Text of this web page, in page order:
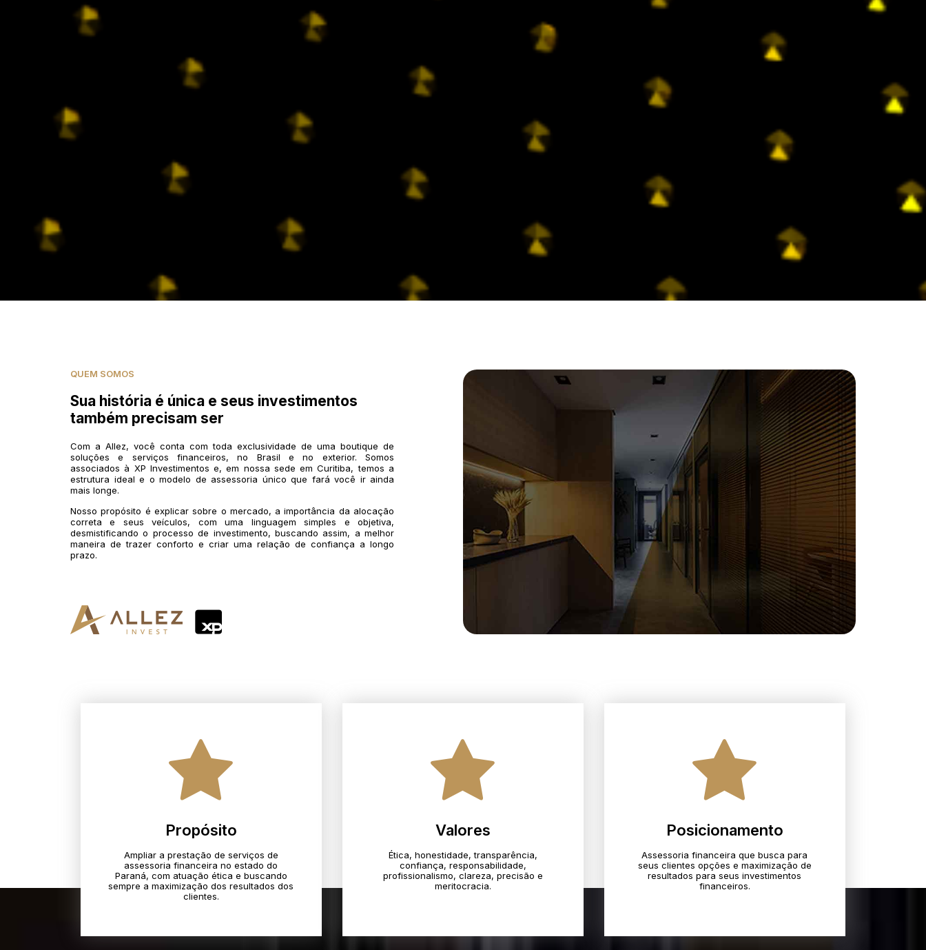
QUEM SOMOS
Sua história é única e seus investimentos
também precisam ser
Com a Allez, você conta com toda exclusividade de uma boutique de
soluções e serviços financeiros, no Brasil e no exterior. Somos
associados à XP Investimentos e, em nossa sede em Curitiba, temos a
estrutura ideal e o modelo de assessoria único que fará você ir ainda
mais longe.
Nosso propósito é explicar sobre o mercado, a importância da alocação
correta e seus veículos, com uma linguagem simples e objetiva,
desmistificando o processo de investimento, buscando assim, a melhor
maneira de trazer conforto e criar uma relação de confiança a longo
prazo.
Propósito
Ampliar a prestação de serviços de
assessoria financeira no estado do
Paraná, com atuação ética e buscando
sempre a maximização dos resultados dos
clientes.
Valores
Ética, honestidade, transparência,
confiança, responsabilidade,
profissionalismo, clareza, precisão e
meritocracia.​
Posicionamento
Assessoria financeira que busca para
seus clientes opções e maximização de
resultados para seus investimentos
financeiros.